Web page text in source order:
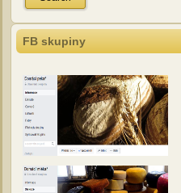
FB skupiny